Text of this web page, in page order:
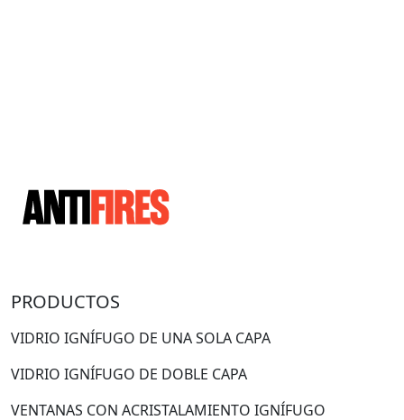
PRODUCTOS
VIDRIO IGNÍFUGO DE UNA SOLA CAPA
VIDRIO IGNÍFUGO DE DOBLE CAPA
VENTANAS CON ACRISTALAMIENTO IGNÍFUGO